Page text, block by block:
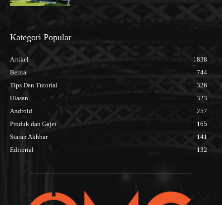
Kategori Popular
Artikel
1838
Berita
744
Tips Dan Tutorial
326
Ulasan
323
Android
257
Produk dan Gajet
165
Siaran Akhbar
141
Editorial
132